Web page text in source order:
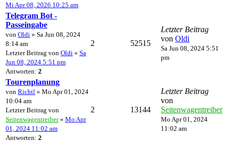
Mi Apr 08, 2026 10:25 am
Telegram Bot -
Passeingabe
von Oldi » Sa Jun 08, 2024
8:14 am
Letzter Beitrag von Oldi « Sa
Jun 08, 2024 5:51 pm
Antworten: 2
2 52515
Letzter Beitrag
von Oldi
Sa Jun 08, 2024 5:51
pm
Tourenplanung
von Richtl » Mo Apr 01, 2024
10:04 am
Letzter Beitrag von
Seitenwagentreiber« Mo Apr
01, 2024 11:02 am
Antworten: 2
2 13144
Letzter Beitrag
von
Seitenwagentreiber
Mo Apr 01, 2024
11:02 am